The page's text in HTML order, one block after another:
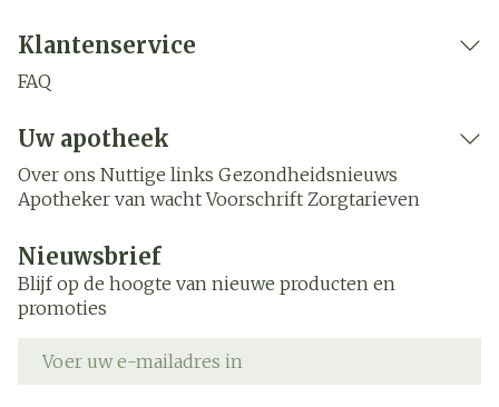
Klantenservice
FAQ
Uw apotheek
Over ons Nuttige links Gezondheidsnieuws
Apotheker van wacht Voorschrift Zorgtarieven
Nieuwsbrief
Blijf op de hoogte van nieuwe producten en
promoties